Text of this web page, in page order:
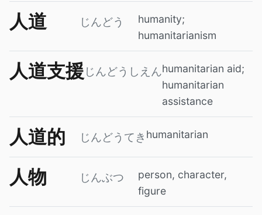
人道 じんどう
humanity;
humanitarianism
人道支援 じんどうしえんhumanitarian aid;
humanitarian
assistance
人道的 じんどうてき humanitarian
人物 じんぶつ
person, character,
figure